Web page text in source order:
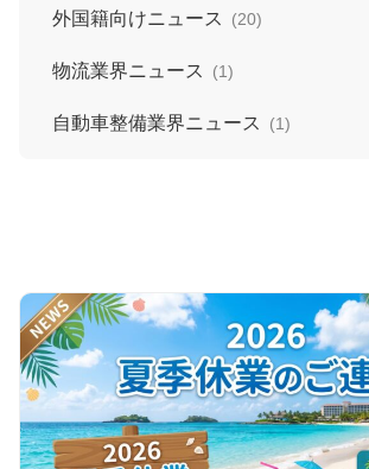
外国籍向けニュース (20)
物流業界ニュース (1)
自動車整備業界ニュース (1)